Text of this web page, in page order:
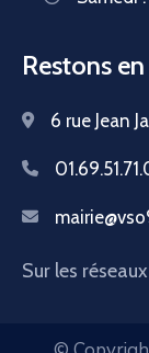
Restons
6 rue Jean
Sur les